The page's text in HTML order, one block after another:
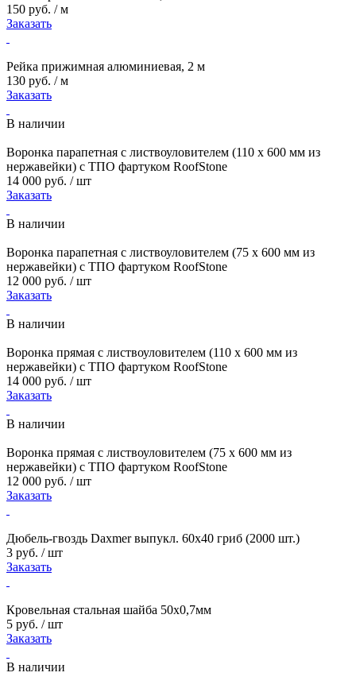
150 руб. / м
Заказать
Рейка прижимная алюминиевая, 2 м
130 руб. / м
Заказать
В наличии
Воронка парапетная с листвоуловителем (110 х 600 мм из
нержавейки) с ТПО фартуком RoofStone
14 000 руб. / шт
Заказать
В наличии
Воронка парапетная с листвоуловителем (75 х 600 мм из
нержавейки) с ТПО фартуком RoofStone
12 000 руб. / шт
Заказать
В наличии
Воронка прямая с листвоуловителем (110 х 600 мм из
нержавейки) с ТПО фартуком RoofStone
14 000 руб. / шт
Заказать
В наличии
Воронка прямая с листвоуловителем (75 х 600 мм из
нержавейки) с ТПО фартуком RoofStone
12 000 руб. / шт
Заказать
Дюбель-гвоздь Daxmer выпукл. 60х40 гриб (2000 шт.)
3 руб. / шт
Заказать
Кровельная стальная шайба 50х0,7мм
5 руб. / шт
Заказать
В наличии